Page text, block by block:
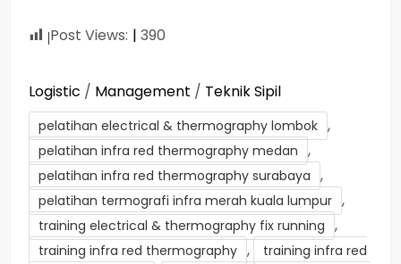
Post Views: 390
Logistic / Management / Teknik Sipil
pelatihan electrical & thermography lombok ,
pelatihan infra red thermography medan ,
pelatihan infra red thermography surabaya ,
pelatihan termografi infra merah kuala lumpur ,
training electrical & thermography fix running ,
training infra red thermography ,
training infra red